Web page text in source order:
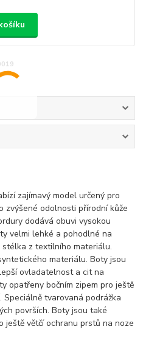
zajímavý model určený pro
zvýšené odolnosti přírodní kůže
dodává obuvi vysokou
velmi lehké a pohodlné na
z textilního materiálu.
materiálu. Boty jsou
ovladatelnost a cit na
opatřeny bočním zipem pro ještě
Speciálně tvarovaná podrážka
površích. Boty jsou také
ještě větčí ochranu prstů na noze